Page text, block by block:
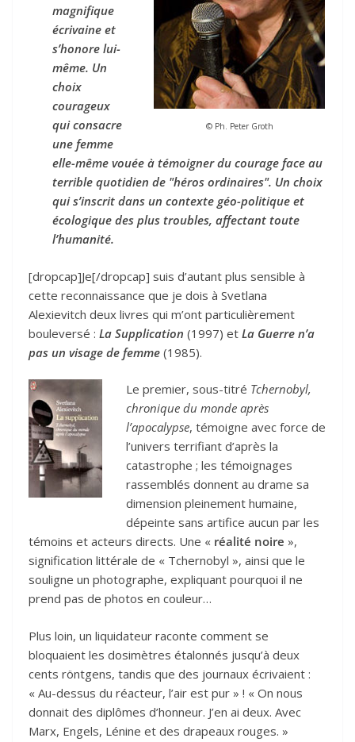
© Ph. Peter Groth
magnifique
écrivaine et
s’honore lui-
même. Un
choix
courageux
qui consacre
une femme
elle-même vouée à témoigner du courage face au
terrible quotidien de "héros ordinaires". Un choix
qui s’inscrit dans un contexte géo-politique et
écologique des plus troubles, affectant toute
l’humanité.
[dropcap]Je[/dropcap] suis d’autant plus sensible à
cette reconnaissance que je dois à Svetlana
Alexievitch deux livres qui m’ont particulièrement
bouleversé : La Supplication (1997) et La Guerre n’a
pas un visage de femme (1985).
Le premier, sous-titré Tchernobyl,
chronique du monde après
l’apocalypse, témoigne avec force de
l’univers terrifiant d’après la
catastrophe ; les témoignages
rassemblés donnent au drame sa
dimension pleinement humaine,
dépeinte sans artifice aucun par les
témoins et acteurs directs. Une « réalité noire »,
signification littérale de « Tchernobyl », ainsi que le
souligne un photographe, expliquant pourquoi il ne
prend pas de photos en couleur…
Plus loin, un liquidateur raconte comment se
bloquaient les dosimètres étalonnés jusqu’à deux
cents röntgens, tandis que des journaux écrivaient :
« Au-dessus du réacteur, l’air est pur » ! « On nous
donnait des diplômes d’honneur. J’en ai deux. Avec
Marx, Engels, Lénine et des drapeaux rouges. »